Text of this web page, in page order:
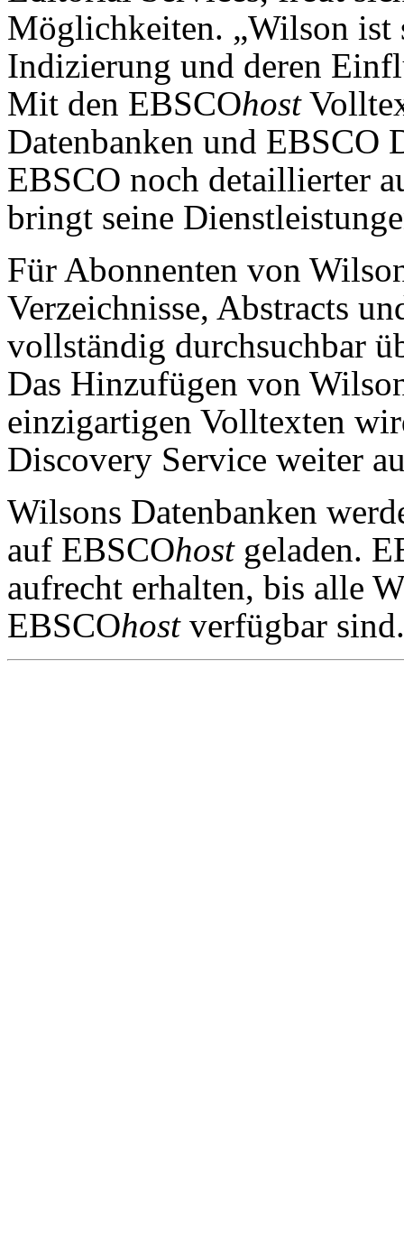
Möglichkeiten. „Wilson ist
Indizierung und deren
Mit den EBSCOhost
Datenbanken und EBSCO
EBSCO noch detaillierter
bringt seine
Für Abonnenten von
Verzeichnisse, Abstracts
vollständig durchsuchbar
Das Hinzufügen von
einzigartigen Volltexten
Discovery Service weiter
Wilsons Datenbanken
auf EBSCOhostgeladen.
aufrecht erhalten, bis alle
EBSCOhostverfügbar sind.